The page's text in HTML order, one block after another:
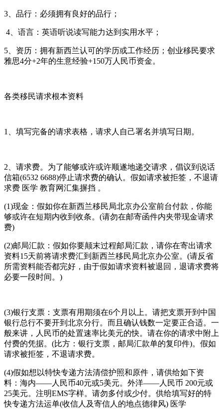
3、品行：必须拥有良好的品行；
4、语言：英语听说读写能力达到实用水平；
5、资历：拥有新西兰认可的学历或工作经历；创业移民要求
雅思4分+2年的生意经验+150万人民币资金。
各类移民请求根本资料
1、填写完备的请求表格，请求人自己署名并填写日期。
2、请求费。为了能够或许或许顺遂地递交请求，倡议到说话
信箱(6532 6688)停止请求费的确认。假如请求被拒签，不退请
求费 医学 教育网汇集摒挡 。
(1)现金：假如你在新西兰移民局北京办公室前台付款，你能
够或许在短期内收到收条。(请勿在邮寄函件内夹带现金请求
费)
(2)邮局汇款：假如你要颠末过程邮局汇款，请你在寄出请求
资料15天前将请求费汇到新西兰移民局北京办公室。(请反省
所需资料能否都完好，由于假如请求资料被退回，退请求费将
必要一段时间。)
(3)银行支票：支票有用期须在6个月以上。请把支票开到中国
银行总行不要开到北京分行。而且确认钱数一定要正合适。一
般来讲，人民币的处置速率比美元的快。请在你的请求中附上
付费的凭据。(比方：银行支票，邮局汇款单的复印件)。假如
请求被拒签，不退请求费。
(4)假如想以特快专递方法清偿护照和原件，请供给如下资
料：海内――人民币40元或5美元。外洋――人民币 200元或
25美元。注明EMS字样。请勿多付或少付。供给填写好的特
快专递方法运单(收信人及寄信人的地点德律风) 医学